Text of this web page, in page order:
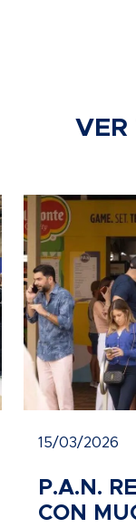
VER
15/03/2026
P.A.N.
CON